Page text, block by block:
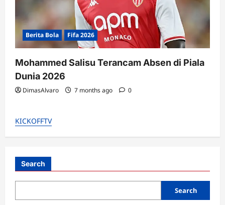
Berita Bola Fifa 2026
Mohammed Salisu Terancam Absen di Piala
Dunia 2026
DimasAlvaro 7 months ago 0
KICKOFFTV
Search
Search